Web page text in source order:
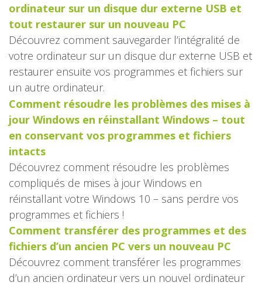
ordinateur sur un disque dur externe USB et
tout restaurer sur un nouveau PC
Découvrez comment sauvegarder l’intégralité de
votre ordinateur sur un disque dur externe USB et
restaurer ensuite vos programmes et fichiers sur
un autre ordinateur.
Comment résoudre les problèmes des mises à
jour Windows en réinstallant Windows – tout
en conservant vos programmes et fichiers
intacts
Découvrez comment résoudre les problèmes
compliqués de mises à jour Windows en
réinstallant votre Windows 10 – sans perdre vos
programmes et fichiers !
Comment transférer des programmes et des
fichiers d’un ancien PC vers un nouveau PC
Découvrez comment transférer les programmes
d’un ancien ordinateur vers un nouvel ordinateur